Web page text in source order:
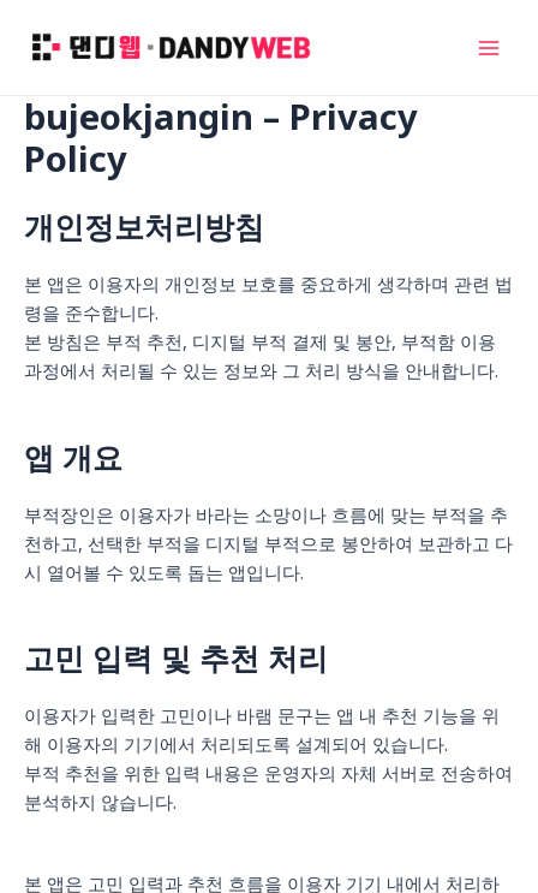
bujeokjangin – Privacy
Policy
개인정보처리방침
본 앱은 이용자의 개인정보 보호를 중요하게 생각하며 관련 법
령을 준수합니다.
본 방침은 부적 추천, 디지털 부적 결제 및 봉안, 부적함 이용
과정에서 처리될 수 있는 정보와 그 처리 방식을 안내합니다.
앱 개요
부적장인은 이용자가 바라는 소망이나 흐름에 맞는 부적을 추
천하고, 선택한 부적을 디지털 부적으로 봉안하여 보관하고 다
시 열어볼 수 있도록 돕는 앱입니다.
고민 입력 및 추천 처리
이용자가 입력한 고민이나 바램 문구는 앱 내 추천 기능을 위
해 이용자의 기기에서 처리되도록 설계되어 있습니다.
부적 추천을 위한 입력 내용은 운영자의 자체 서버로 전송하여
분석하지 않습니다.
본 앱은 고민 입력과 추천 흐름을 이용자 기기 내에서 처리하